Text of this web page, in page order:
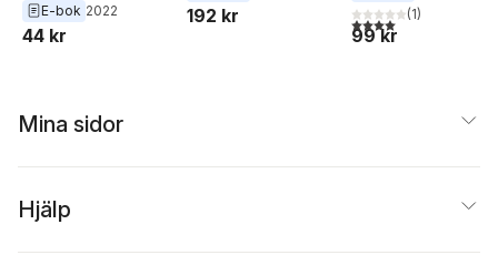
E-bok 2022
44 kr
192 kr
4,0utav 5 stjärnor.
(1)
99 kr
Mina sidor
Hjälp